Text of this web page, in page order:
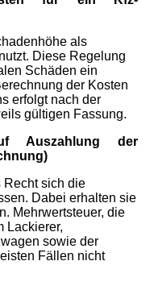
als
Diese Regelung
Schäden ein
der Kosten
erfolgt nach der
gültigen Fassung.
Auszahlung der
Recht sich die
Dabei erhalten sie
Mehrwertsteuer, die
Lackierer,
sowie der
Fällen nicht